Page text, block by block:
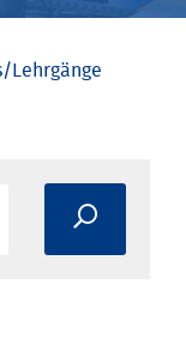
­Lehrgänge